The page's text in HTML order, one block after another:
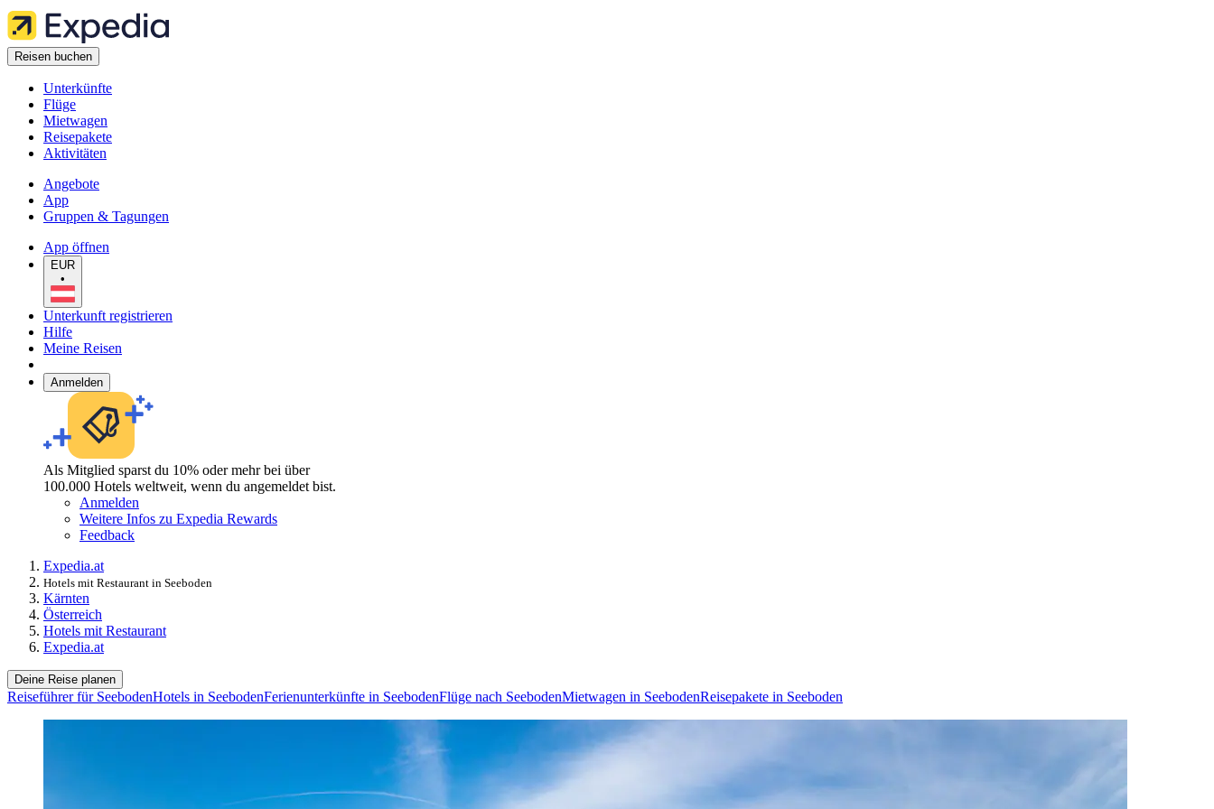
Reisen buchen
Unterkünfte
Flüge
Mietwagen
Reisepakete
Aktivitäten
Angebote
App
Gruppen & Tagungen
App öffnen
EUR
•
Unterkunft registrieren
Hilfe
Meine Reisen
Anmelden
Als Mitglied sparst du 10% oder mehr bei über
100.000 Hotels weltweit, wenn du angemeldet bist.
Anmelden
Weitere Infos zu Expedia Rewards
Feedback
Expedia.at
Hotels mit Restaurant in Seeboden
Kärnten
Österreich
Hotels mit Restaurant
Expedia.at
Deine Reise planen
Reiseführer für SeebodenHotels in SeebodenFerienunterkünfte in SeebodenFlüge nach SeebodenMietwagen in SeebodenReisepakete in Seeboden